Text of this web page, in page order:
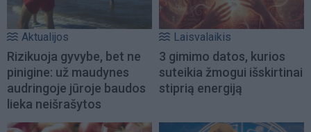
Aktualijos
Rizikuoja gyvybe, bet ne
pinigine: už maudynes
audringoje jūroje baudos
lieka neišrašytos
Laisvalaikis
3 gimimo datos, kurios
suteikia žmogui išskirtinai
stiprią energiją